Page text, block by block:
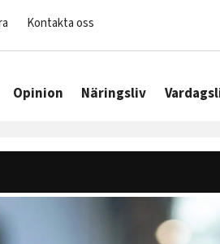
Kontakta oss
Opinion Näringsliv